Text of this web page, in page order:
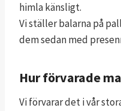
himla känsligt.
Vi ställer balarna på
dem sedan med
Hur förvarade
Vi förvarar det i vår